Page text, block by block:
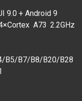
9.0 + Android 9
A73 2.2GHz
B5/B7/B8/B20/B28